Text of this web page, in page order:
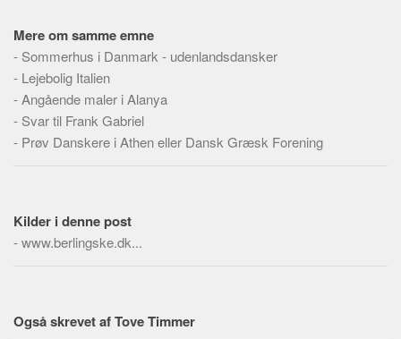
Jura og regler
Skatter og afgifter
Statistik
Praktisk
Alle
Dokumenttyper
Emner
Steder
Mere om samme emne
- Sommerhus i Danmark - udenlandsdansker
- Lejebolig Italien
-Angående maler i Alanya
- Svar til Frank Gabriel
- Prøv Danskere i Athen eller Dansk Græsk Forening
Kilder i denne post
-www.berlingske.dk...
Også skrevet af Tove Timmer